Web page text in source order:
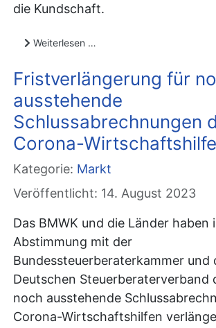
die Kundschaft.
Weiterlesen …
Fristverlängerung für
ausstehende
Schlussabrechnungen
Corona-
Kategorie: Markt
Veröffentlicht: 14. August 2023
Das BMWK und die Länder haben
Abstimmung mit der
Bundessteuerberaterkammer und
Deutschen Steuerberaterverband
noch ausstehende
Corona-Wirtschaftshilfen